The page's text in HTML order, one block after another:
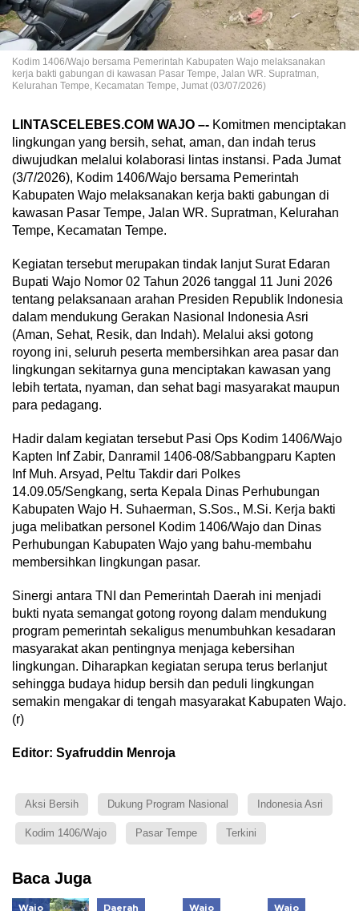
Kodim 1406/Wajo bersama Pemerintah Kabupaten Wajo melaksanakan
kerja bakti gabungan di kawasan Pasar Tempe, Jalan WR. Supratman,
Kelurahan Tempe, Kecamatan Tempe, Jumat (03/07/2026)
LINTASCELEBES.COM WAJO –- Komitmen menciptakan
lingkungan yang bersih, sehat, aman, dan indah terus
diwujudkan melalui kolaborasi lintas instansi. Pada Jumat
(3/7/2026), Kodim 1406/Wajo bersama Pemerintah
Kabupaten Wajo melaksanakan kerja bakti gabungan di
kawasan Pasar Tempe, Jalan WR. Supratman, Kelurahan
Tempe, Kecamatan Tempe.
Kegiatan tersebut merupakan tindak lanjut Surat Edaran
Bupati Wajo Nomor 02 Tahun 2026 tanggal 11 Juni 2026
tentang pelaksanaan arahan Presiden Republik Indonesia
dalam mendukung Gerakan Nasional Indonesia Asri
(Aman, Sehat, Resik, dan Indah). Melalui aksi gotong
royong ini, seluruh peserta membersihkan area pasar dan
lingkungan sekitarnya guna menciptakan kawasan yang
lebih tertata, nyaman, dan sehat bagi masyarakat maupun
para pedagang.
Hadir dalam kegiatan tersebut Pasi Ops Kodim 1406/Wajo
Kapten Inf Zabir, Danramil 1406-08/Sabbangparu Kapten
Inf Muh. Arsyad, Peltu Takdir dari Polkes
14.09.05/Sengkang, serta Kepala Dinas Perhubungan
Kabupaten Wajo H. Suhaerman, S.Sos., M.Si. Kerja bakti
juga melibatkan personel Kodim 1406/Wajo dan Dinas
Perhubungan Kabupaten Wajo yang bahu-membahu
membersihkan lingkungan pasar.
Sinergi antara TNI dan Pemerintah Daerah ini menjadi
bukti nyata semangat gotong royong dalam mendukung
program pemerintah sekaligus menumbuhkan kesadaran
masyarakat akan pentingnya menjaga kebersihan
lingkungan. Diharapkan kegiatan serupa terus berlanjut
sehingga budaya hidup bersih dan peduli lingkungan
semakin mengakar di tengah masyarakat Kabupaten Wajo.
(r)
Editor: Syafruddin Menroja
Aksi Bersih Dukung Program Nasional Indonesia Asri
Kodim 1406/Wajo Pasar Tempe Terkini
Baca Juga
Wajo Daerah Wajo Wajo